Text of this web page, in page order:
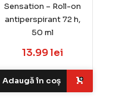
Sensation – Roll-on
antiperspirant 72 h,
50 ml
13.99 lei
Adaugă în coș